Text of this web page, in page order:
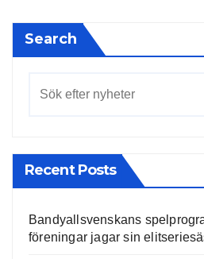
Search
Recent Posts
Bandyallsvenskans
föreningar jagar sin